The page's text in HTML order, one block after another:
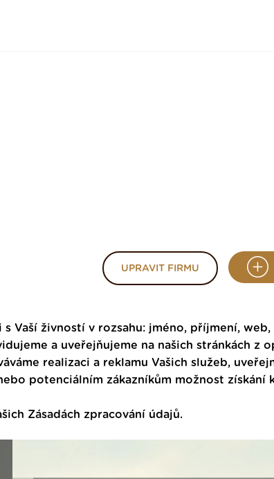
UPRAVIT FIRMU
Vaší živností v rozsahu: jméno, příjmení, web,
a uveřejňujeme na našich stránkách z
realizaci a reklamu Vašich služeb,
potenciálním zákazníkům možnost získání
Zásadách zpracování údajů.